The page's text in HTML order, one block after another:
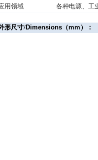
用领域
各种电源、工
形尺寸/Dimensions （mm ）：